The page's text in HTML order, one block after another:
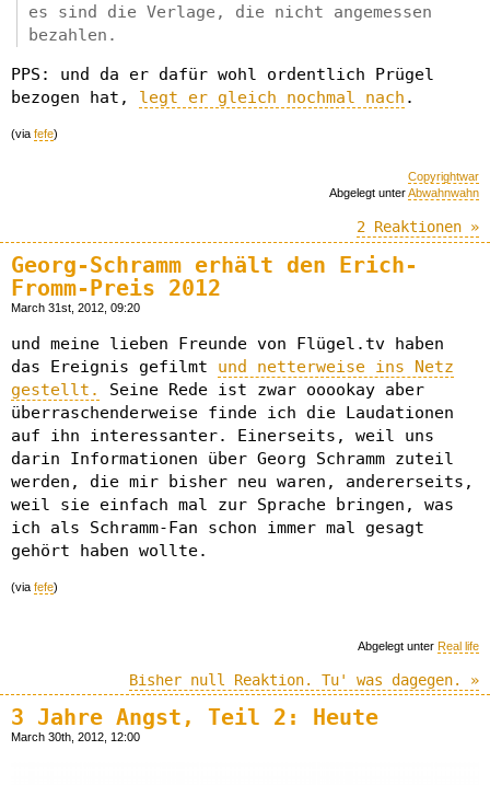
es sind die Verlage, die nicht angemessen
bezahlen.
PPS: und da er dafür wohl ordentlich Prügel
bezogen hat, legt er gleich nochmal nach .
(via fefe)
Copyrightwar
Abgelegt unterAbwahnwahn
2 Reaktionen »
Georg-Schramm erhält den Erich-
Fromm-Preis 2012
March 31st, 2012, 09:20
und meine lieben Freunde von Flügel.tv haben
das Ereignis gefilmt und netterweise ins Netz
gestellt.
Seine Rede ist zwar ooookay aber
überraschenderweise finde ich die Laudationen
auf ihn interessanter. Einerseits, weil uns
darin Informationen über Georg Schramm zuteil
werden, die mir bisher neu waren, andererseits,
weil sie einfach mal zur Sprache bringen, was
ich als Schramm-Fan schon immer mal gesagt
gehört haben wollte.
(via fefe)
Abgelegt unter Real life
Bisher null Reaktion. Tu' was dagegen. »
3 Jahre Angst, Teil 2: Heute
March 30th, 2012, 12:00